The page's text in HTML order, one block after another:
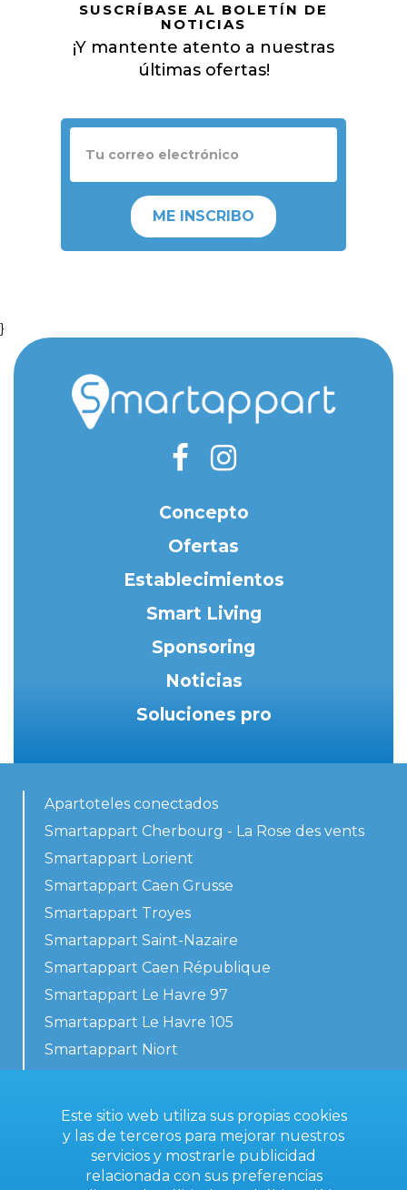
SUSCRÍBASE AL BOLETÍN DE
NOTICIAS
¡Y mantente atento a nuestras
últimas ofertas!
ME INSCRIBO
}
Concepto
Ofertas
Establecimientos
Smart Living
Sponsoring
Noticias
Soluciones pro
Apartoteles conectados
Smartappart Cherbourg - La Rose des vents
Smartappart Lorient
Smartappart Caen Grusse
Smartappart Troyes
Smartappart Saint-Nazaire
Smartappart Caen République
Smartappart Le Havre 97
Smartappart Le Havre 105
Smartappart Niort
Contacta con nosotros
Este sitio web utiliza sus propias cookies
y las de terceros para mejorar nuestros
servicios y mostrarle publicidad
relacionada con sus preferencias